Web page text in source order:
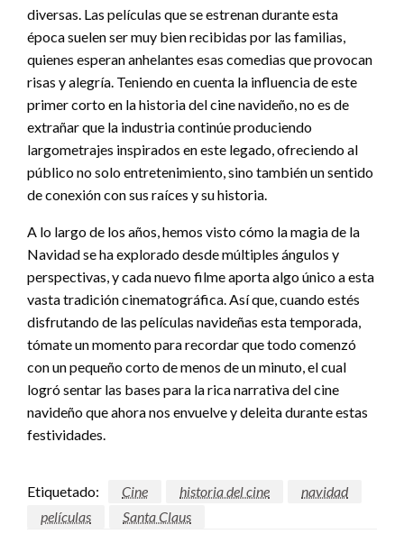
diversas. Las películas que se estrenan durante esta
época suelen ser muy bien recibidas por las familias,
quienes esperan anhelantes esas comedias que provocan
risas y alegría. Teniendo en cuenta la influencia de este
primer corto en la historia del cine navideño, no es de
extrañar que la industria continúe produciendo
largometrajes inspirados en este legado, ofreciendo al
público no solo entretenimiento, sino también un sentido
de conexión con sus raíces y su historia.
A lo largo de los años, hemos visto cómo la magia de la
Navidad se ha explorado desde múltiples ángulos y
perspectivas, y cada nuevo filme aporta algo único a esta
vasta tradición cinematográfica. Así que, cuando estés
disfrutando de las películas navideñas esta temporada,
tómate un momento para recordar que todo comenzó
con un pequeño corto de menos de un minuto, el cual
logró sentar las bases para la rica narrativa del cine
navideño que ahora nos envuelve y deleita durante estas
festividades.
Etiquetado: Cine historia del cine
navidad
películas
Santa Claus